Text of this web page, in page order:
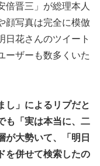
倍晋三」が総理本人
顔写真は完全に模倣
日花さんのツイート
ーザーも数多くいた
し」によるリプだと
も「実は本当に、二
が大勢いて、「明日
を併せて検索したの